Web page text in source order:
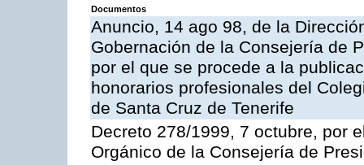
Documentos
Anuncio, 14 ago 98, de la
Gobernación de la Consejería de
por el que se procede a la
honorarios profesionales del
de Santa Cruz de Tenerife
Decreto 278/1999, 7 octubre, por
Orgánico de la Consejería de